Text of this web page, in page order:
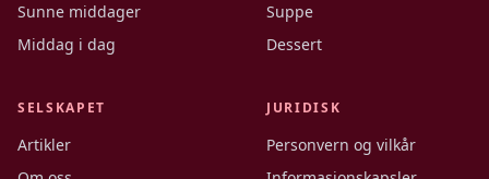
Sunne middager
Middag i dag
Suppe
Dessert
SELSKAPET
Artikler
JURIDISK
Personvern og vilkår